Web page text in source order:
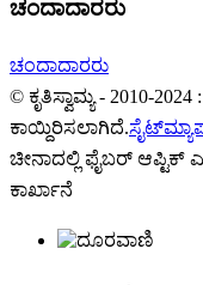
ಚಂದಾದಾರರು
ಚಂದಾದಾರರು
© ಕೃತಿಸ್ವಾಮ್ಯ - 2010-2024
ಕಾಯ್ದಿರಿಸಲಾಗಿದೆ.
ಚೀನಾದಲ್ಲಿ ಫೈಬರ್ ಆಪ್ಟಿಕ್
ಕಾರ್ಖಾನೆ